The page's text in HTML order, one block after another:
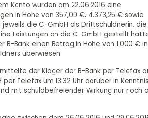
Konto wurden am 22.06.2016 eine
in Höhe von 357,00 €, 4.373,25 € sowie
die C-GmbH als Drittschuldnerin, die
Leistungen an die C-GmbH gestellt
B-Bank einen Betrag in Höhe von 1.000 € in
überwiesen.
der Kläger der B-Bank per Telefax
Telefax um 13:32 Uhr darüber in
mit schuldbefreiender Wirkung nur noch